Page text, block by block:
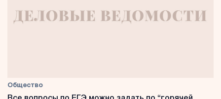
Общество